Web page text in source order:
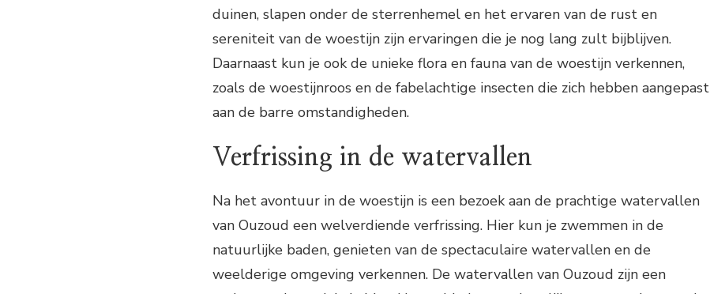
duinen, slapen onder de sterrenhemel en het ervaren van de rust en
sereniteit van de woestijn zijn ervaringen die je nog lang zult bijblijven.
Daarnaast kun je ook de unieke flora en fauna van de woestijn verkennen,
zoals de woestijnroos en de fabelachtige insecten die zich hebben aangepast
aan de barre omstandigheden.
Verfrissing in de watervallen
Na het avontuur in de woestijn is een bezoek aan de prachtige watervallen
van Ouzoud een welverdiende verfrissing. Hier kun je zwemmen in de
natuurlijke baden, genieten van de spectaculaire watervallen en de
weelderige omgeving verkennen. De watervallen van Ouzoud zijn een